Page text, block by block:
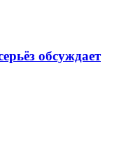
обсуждает